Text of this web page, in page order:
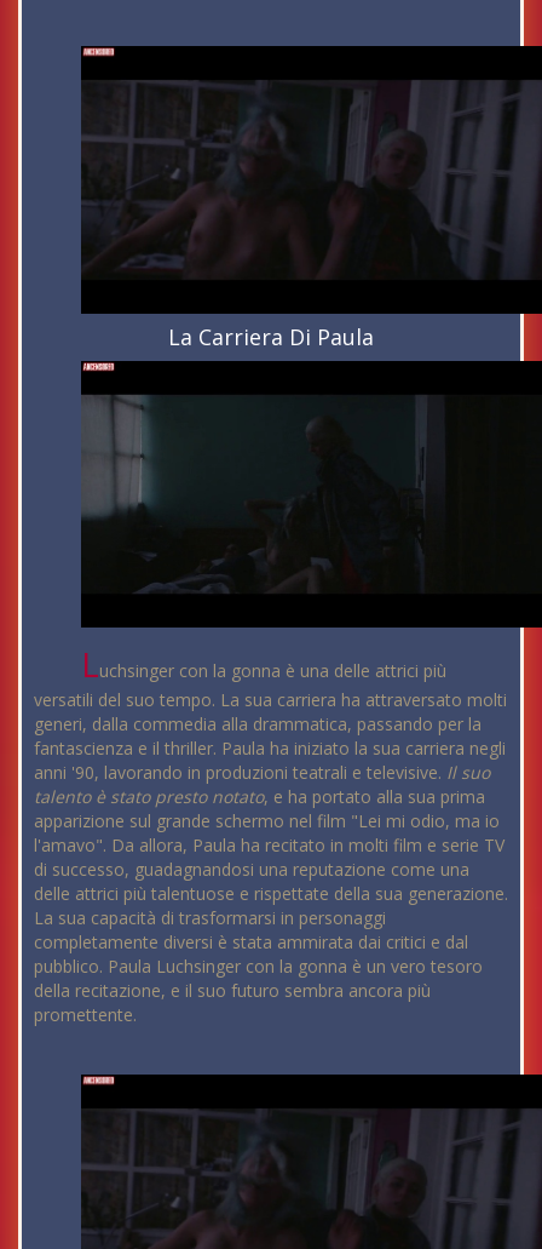
La Carriera Di Paula
Luchsinger con la gonna è una delle attrici più
versatili del suo tempo. La sua carriera ha attraversato molti
generi, dalla commedia alla drammatica, passando per la
fantascienza e il thriller. Paula ha iniziato la sua carriera negli
anni '90, lavorando in produzioni teatrali e televisive. Il suo
talento è stato presto notato, e ha portato alla sua prima
apparizione sul grande schermo nel film "Lei mi odio, ma io
l'amavo". Da allora, Paula ha recitato in molti film e serie TV
di successo, guadagnandosi una reputazione come una
delle attrici più talentuose e rispettate della sua generazione.
La sua capacità di trasformarsi in personaggi
completamente diversi è stata ammirata dai critici e dal
pubblico. Paula Luchsinger con la gonna è un vero tesoro
della recitazione, e il suo futuro sembra ancora più
promettente.